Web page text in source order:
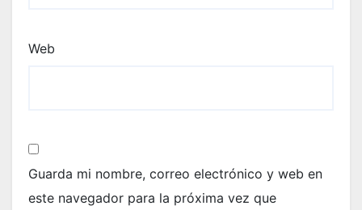
Web
Guarda mi nombre, correo electrónico y web en
este navegador para la próxima vez que